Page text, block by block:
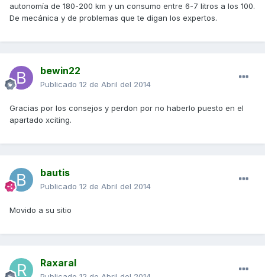
autonomía de 180-200 km y un consumo entre 6-7 litros a los 100.
De mecánica y de problemas que te digan los expertos.
bewin22
Publicado 12 de Abril del 2014
Gracias por los consejos y perdon por no haberlo puesto en el
apartado xciting.
bautis
Publicado 12 de Abril del 2014
Movido a su sitio
Raxaral